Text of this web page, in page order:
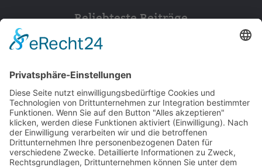
Beliebteste Beiträge
154